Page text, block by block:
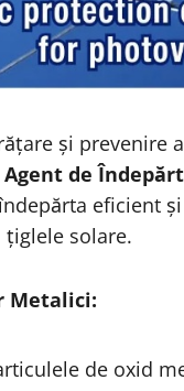
și prevenire
Agent de
eficient
solare.
Metalici:
de oxid